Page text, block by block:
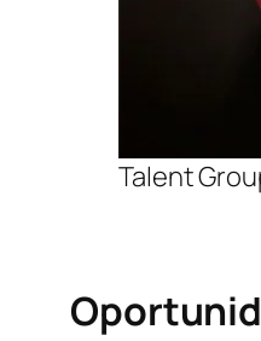
Talent